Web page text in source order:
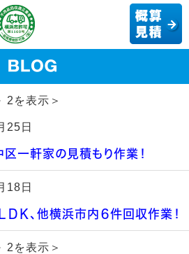
2を表示＞
25日
一軒家の見積もり作業！
18日
ＤＫ、他横浜市内６件回収作業！
2を表示＞